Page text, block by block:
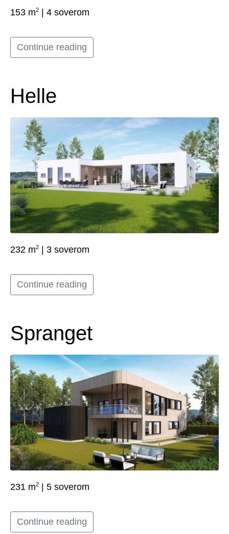
153 m2 | 4 soverom
Continue reading
Helle
232 m2 | 3 soverom
Continue reading
Spranget
231 m2 | 5 soverom
Continue reading